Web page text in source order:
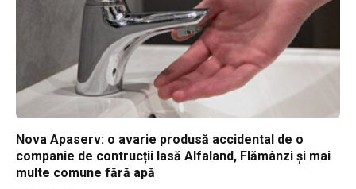
Nova Apaserv: o avarie produsă accidental de o
companie de contrucții lasă Alfaland, Flămânzi și mai
multe comune fără apă